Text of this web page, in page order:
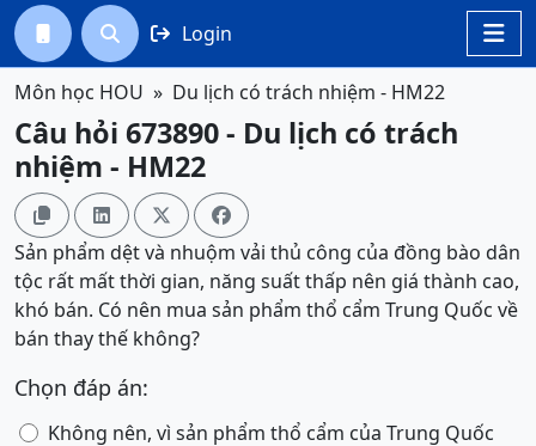

  Login
Môn học HOU Du lịch có trách nhiệm - HM22
Câu hỏi 673890 - Du lịch có trách
nhiệm - HM22
   
Sản phẩm dệt và nhuộm vải thủ công của đồng bào dân
tộc rất mất thời gian, năng suất thấp nên giá thành cao,
khó bán. Có nên mua sản phẩm thổ cẩm Trung Quốc về
bán thay thế không?
Chọn đáp án:
Không nên, vì sản phẩm thổ cẩm của Trung Quốc